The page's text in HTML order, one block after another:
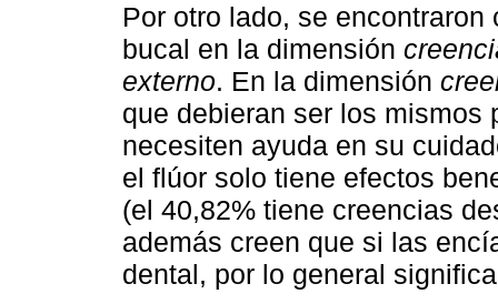
Por otro lado, se
bucal en la dimensión
externo. En la dimensión
que debieran ser los mismos
necesiten ayuda en su
el flúor solo tiene efectos
(el 40,82% tiene creencias
además creen que si las
dental, por lo general